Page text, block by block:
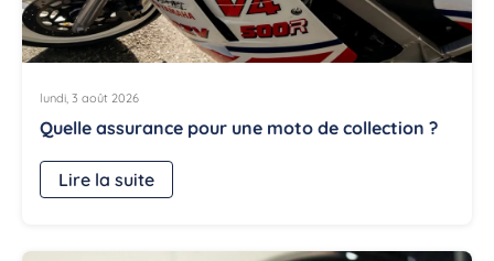
lundi, 3 août 2026
Quelle assurance pour une moto de collection ?
Lire la suite